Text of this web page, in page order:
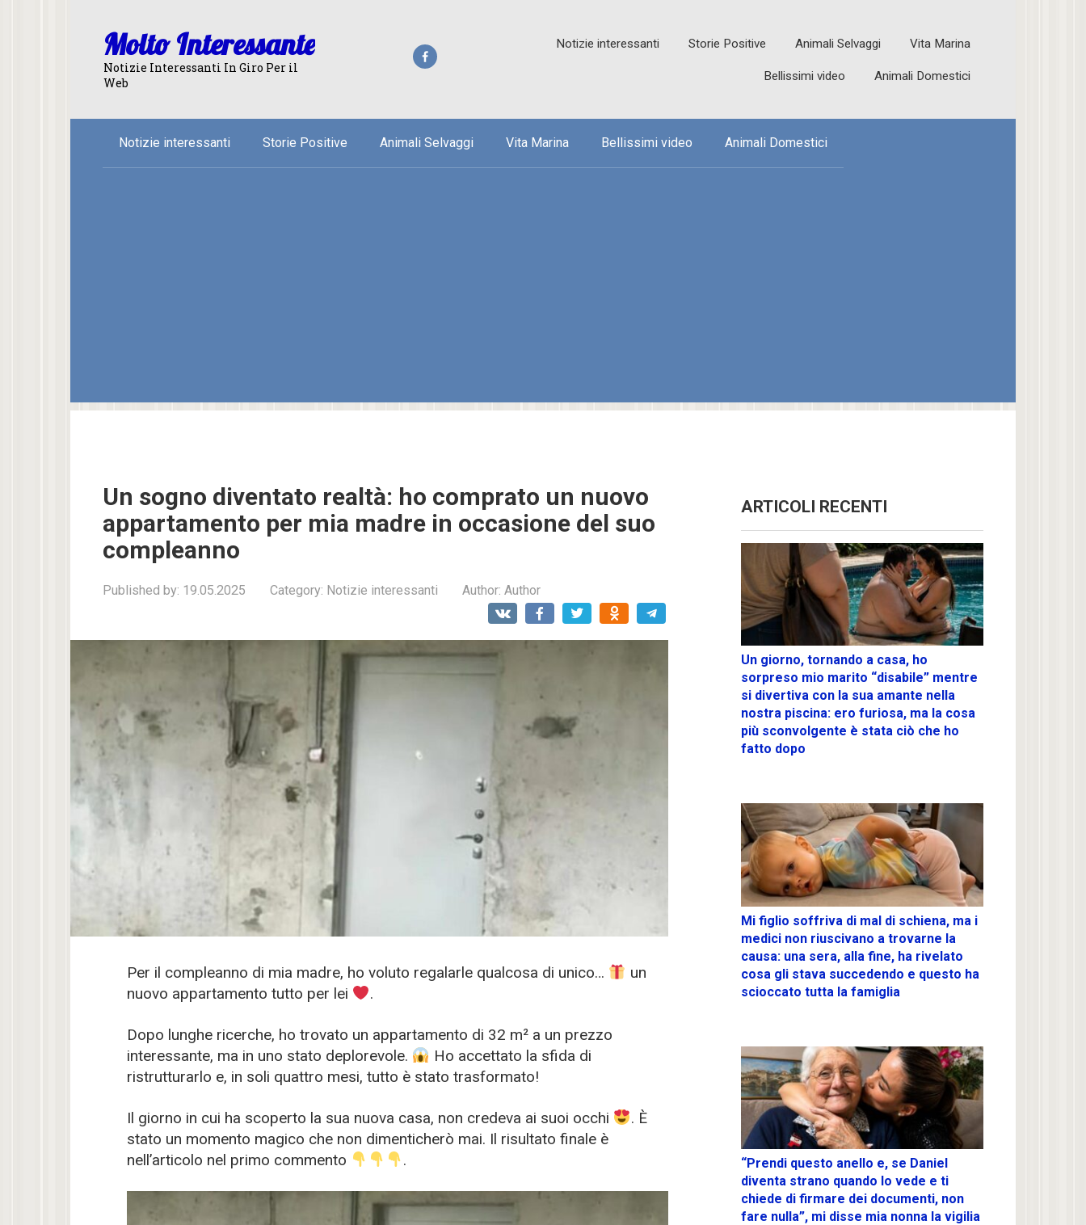
Molto Interessante
Notizie Interessanti In Giro Per il
Web
Notizie interessanti Storie Positive Animali Selvaggi Vita Marina
Bellissimi video Animali Domestici
Notizie interessanti Storie Positive Animali Selvaggi Vita Marina Bellissimi video Animali Domestici
Un sogno diventato realtà: ho comprato un nuovo
appartamento per mia madre in occasione del suo
compleanno
Published by: 19.05.2025 Category: Notizie interessanti Author: Author
Per il compleanno di mia madre, ho voluto regalarle qualcosa di unico…
un
nuovo appartamento tutto per lei
.
Dopo lunghe ricerche, ho trovato un appartamento di 32 m² a un prezzo
interessante, ma in uno stato deplorevole.
Ho accettato la sfida di
ristrutturarlo e, in soli quattro mesi, tutto è stato trasformato!
Il giorno in cui ha scoperto la sua nuova casa, non credeva ai suoi occhi
. È
stato un momento magico che non dimenticherò mai. Il risultato finale è
nell’articolo nel primo commento
.
ARTICOLI RECENTI
Un giorno, tornando a casa, ho
sorpreso mio marito “disabile” mentre
si divertiva con la sua amante nella
nostra piscina: ero furiosa, ma la cosa
più sconvolgente è stata ciò che ho
fatto dopo
Mi figlio soffriva di mal di schiena, ma i
medici non riuscivano a trovarne la
causa: una sera, alla fine, ha rivelato
cosa gli stava succedendo e questo ha
scioccato tutta la famiglia
“Prendi questo anello e, se Daniel
diventa strano quando lo vede e ti
chiede di firmare dei documenti, non
fare nulla”, mi disse mia nonna la vigilia